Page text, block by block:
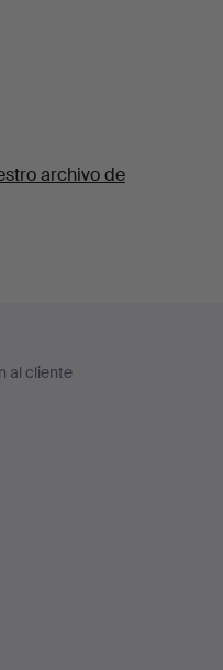
archivo de
al cliente